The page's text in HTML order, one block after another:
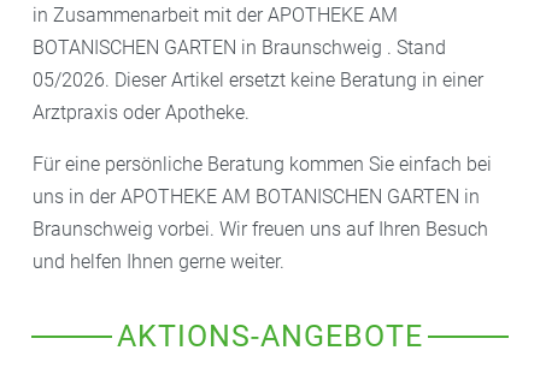
in Zusammenarbeit mit der APOTHEKE AM
BOTANISCHEN GARTEN in Braunschweig . Stand
05/2026. Dieser Artikel ersetzt keine Beratung in einer
Arztpraxis oder Apotheke.
Für eine persönliche Beratung kommen Sie einfach bei
uns in der APOTHEKE AM BOTANISCHEN GARTEN in
Braunschweig vorbei. Wir freuen uns auf Ihren Besuch
und helfen Ihnen gerne weiter.
AKTIONS-ANGEBOTE